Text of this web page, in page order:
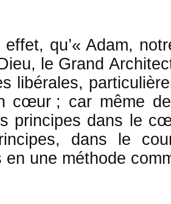
qu’« Adam,
le Grand
libé­rales,
cœur ; car même
prin­cipes dans le
dans le
en une méthode